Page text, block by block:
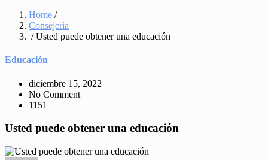
Home /
Consejería
/ Usted puede obtener una educación
Educación
diciembre 15, 2022
No Comment
1151
Usted puede obtener una educación